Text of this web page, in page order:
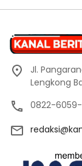
Jl.
Lengkong
0822-